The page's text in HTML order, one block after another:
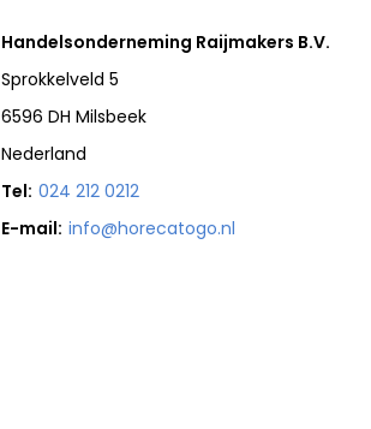
Handelsonderneming Raijmakers B.V.
Sprokkelveld 5
6596 DH Milsbeek
Nederland
Tel: 024 212 0212
E-mail: info@horecatogo.nl